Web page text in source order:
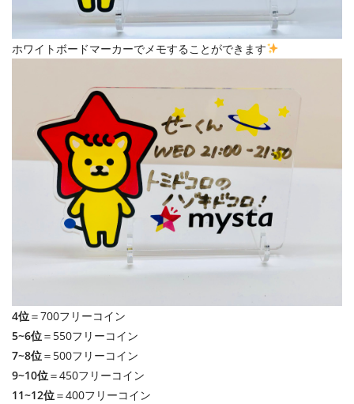
ホワイトボードマーカーでメモすることができます
4位＝700フリーコイン
5~6位＝550フリーコイン
7~8位＝500フリーコイン
9~10位＝450フリーコイン
11~12位＝400フリーコイン